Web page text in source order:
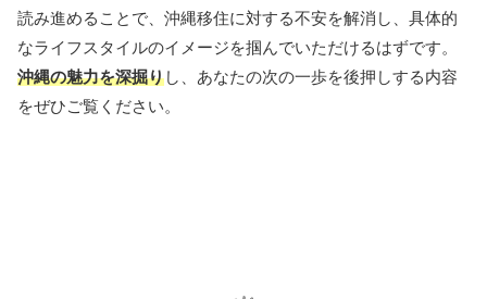
読み進めることで、沖縄移住に対する不安を解消し、具体的
なライフスタイルのイメージを掴んでいただけるはずです。
沖縄の魅力を深掘りし、あなたの次の一歩を後押しする内容
をぜひご覧ください。